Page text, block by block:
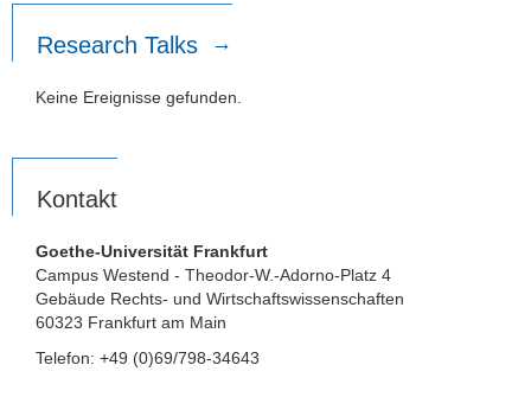
Research Talks
Keine Ereignisse gefunden.
Kontakt
Goethe-Universität Frankfurt
Campus Westend - Theodor-W.-Adorno-Platz 4
Gebäude Rechts- und Wirtschaftswissenschaften
60323 Frankfurt am Main
Telefon: +49 (0)69/798-34643